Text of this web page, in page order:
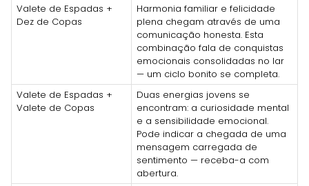
Valete de Espadas +
Dez de Copas
Harmonia familiar e felicidade
plena chegam através de uma
comunicação honesta. Esta
combinação fala de conquistas
emocionais consolidadas no lar
— um ciclo bonito se completa.
Valete de Espadas +
Valete de Copas
Duas energias jovens se
encontram: a curiosidade mental
e a sensibilidade emocional.
Pode indicar a chegada de uma
mensagem carregada de
sentimento — receba-a com
abertura.